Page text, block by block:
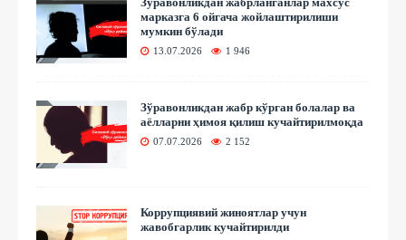
марказга 6 ойгача жойлаштирилиши
мумкин бўлади
13.07.2026 1 946
Зўравонликдан жабр кўрган болалар ва
аёлларни ҳимоя қилиш кучайтирилмоқда
07.07.2026 2 152
Коррупциявий жиноятлар учун
жавобгарлик кучайтирилди